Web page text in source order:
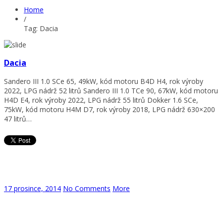
Home
/
Tag: Dacia
Dacia
Sandero III 1.0 SCe 65, 49kW, kód motoru B4D H4, rok výroby
2022, LPG nádrž 52 litrů Sandero III 1.0 TCe 90, 67kW, kód motoru
H4D E4, rok výroby 2022, LPG nádrž 55 litrů Dokker 1.6 SCe,
75kW, kód motoru H4M D7, rok výroby 2018, LPG nádrž 630×200
47 litrů…
17 prosince, 2014 No Comments More